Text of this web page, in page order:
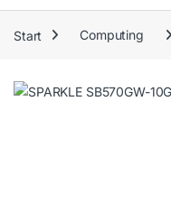
Start Computing